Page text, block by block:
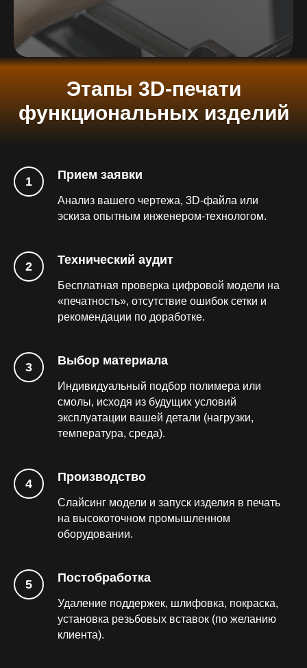
Этапы 3D-печати
функциональных изделий
Прием заявки
Анализ вашего чертежа, 3D-файла или
эскиза опытным инженером-технологом.
Технический аудит
Бесплатная проверка цифровой модели на
«печатность», отсутствие ошибок сетки и
рекомендации по доработке.
Выбор материала
Индивидуальный подбор полимера или
смолы, исходя из будущих условий
эксплуатации вашей детали (нагрузки,
температура, среда).
Производство
Слайсинг модели и запуск изделия в печать
на высокоточном промышленном
оборудовании.
Постобработка
Удаление поддержек, шлифовка, покраска,
установка резьбовых вставок (по желанию
клиента).